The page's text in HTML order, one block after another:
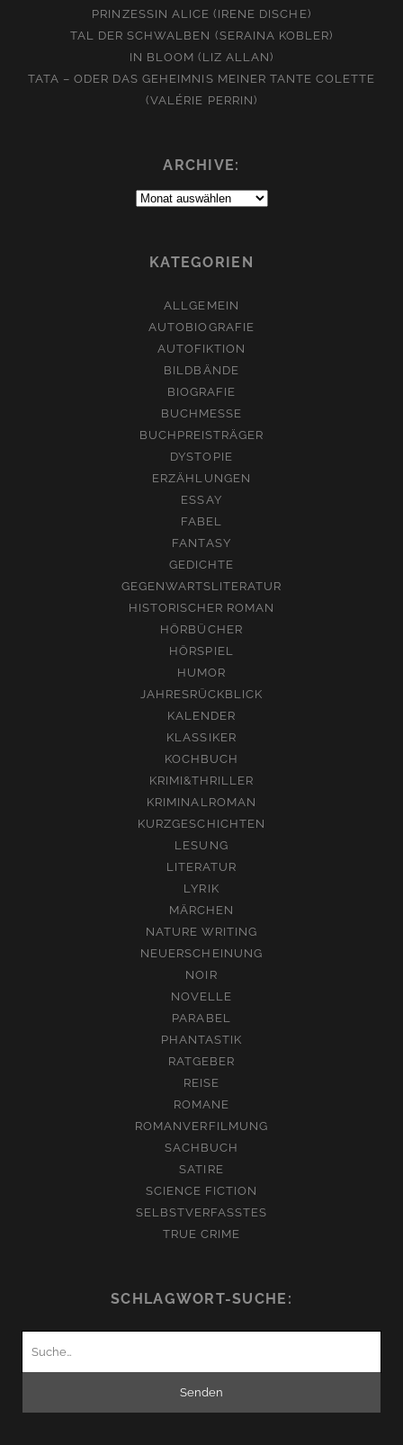
PRINZESSIN ALICE (IRENE DISCHE)
TAL DER SCHWALBEN (SERAINA KOBLER)
IN BLOOM (LIZ ALLAN)
TATA – ODER DAS GEHEIMNIS MEINER TANTE COLETTE
(VALÉRIE PERRIN)
ARCHIVE:
Archive:
KATEGORIEN
ALLGEMEIN
AUTOBIOGRAFIE
AUTOFIKTION
BILDBÄNDE
BIOGRAFIE
BUCHMESSE
BUCHPREISTRÄGER
DYSTOPIE
ERZÄHLUNGEN
ESSAY
FABEL
FANTASY
GEDICHTE
GEGENWARTSLITERATUR
HISTORISCHER ROMAN
HÖRBÜCHER
HÖRSPIEL
HUMOR
JAHRESRÜCKBLICK
KALENDER
KLASSIKER
KOCHBUCH
KRIMI&THRILLER
KRIMINALROMAN
KURZGESCHICHTEN
LESUNG
LITERATUR
LYRIK
MÄRCHEN
NATURE WRITING
NEUERSCHEINUNG
NOIR
NOVELLE
PARABEL
PHANTASTIK
RATGEBER
REISE
ROMANE
ROMANVERFILMUNG
SACHBUCH
SATIRE
SCIENCE FICTION
SELBSTVERFASSTES
TRUE CRIME
SCHLAGWORT-SUCHE: